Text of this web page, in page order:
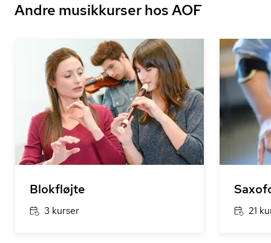
Andre musikkurser hos AOF
Blokfløjte
3 kurser 21